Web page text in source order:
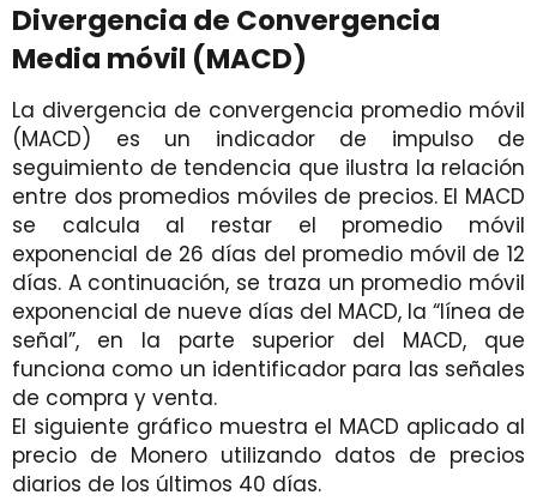
Divergencia de Convergencia
Media móvil (MACD)
La divergencia de convergencia promedio móvil
(MACD) es un indicador de impulso de
seguimiento de tendencia que ilustra la relación
entre dos promedios móviles de precios. El MACD
se calcula al restar el promedio móvil
exponencial de 26 días del promedio móvil de 12
días. A continuación, se traza un promedio móvil
exponencial de nueve días del MACD, la “línea de
señal”, en la parte superior del MACD, que
funciona como un identificador para las señales
de compra y venta.
El siguiente gráfico muestra el MACD aplicado al
precio de Monero utilizando datos de precios
diarios de los últimos 40 días.